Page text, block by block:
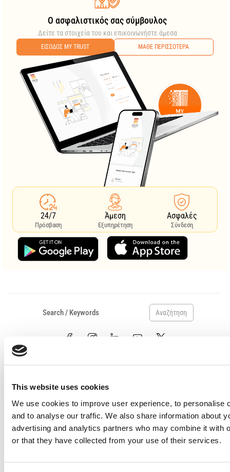
This website uses cookies
We use cookies to improve user experience, to
and to analyse our traffic. We also share information about
advertising and analytics partners who may combine it with
or that they have collected from your use of their services.
O ασφαλιστικός σας σύμβουλος
Δείτε τα στοιχεία του και επικοινωνήστε άμεσα
ΕΙΣΟΔΟΣ MY TRUST ΜΑΘΕ ΠΕΡΙΣΣΟΤΕΡΑ
24/7
Πρόσβαση
Άμεση
Εξυπηρέτηση
Ασφαλές
Σύνδεση
Αναζήτηση
Χρήσιμοι Σύνδεσμοι
Απαιτήσεις
Salvage Auction